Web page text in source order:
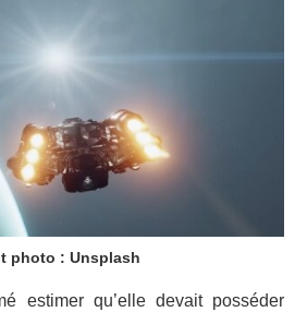
photo : Unsplash
estimer qu’elle devait posséder